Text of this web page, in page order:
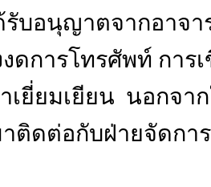
รับอนุญาตจากอาจ
ดการโทรศัพท์ การ
เยี่ยมเยียน นอกจา
าติดต่อกับฝ่ายจัดการ